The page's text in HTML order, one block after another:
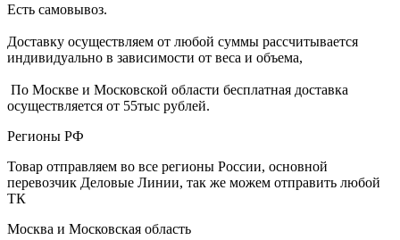
Есть самовывоз.
Доставку осуществляем от любой суммы рассчитывается
индивидуально в зависимости от веса и объема,
По Москве и Московской области бесплатная доставка
осуществляется от 55тыс рублей.
Регионы РФ
Товар отправляем во все регионы России, основной
перевозчик Деловые Линии, так же можем отправить любой
ТК
Москва и Московская область